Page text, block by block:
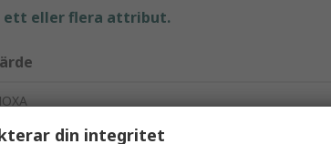
ett eller flera attribut.
din integritet